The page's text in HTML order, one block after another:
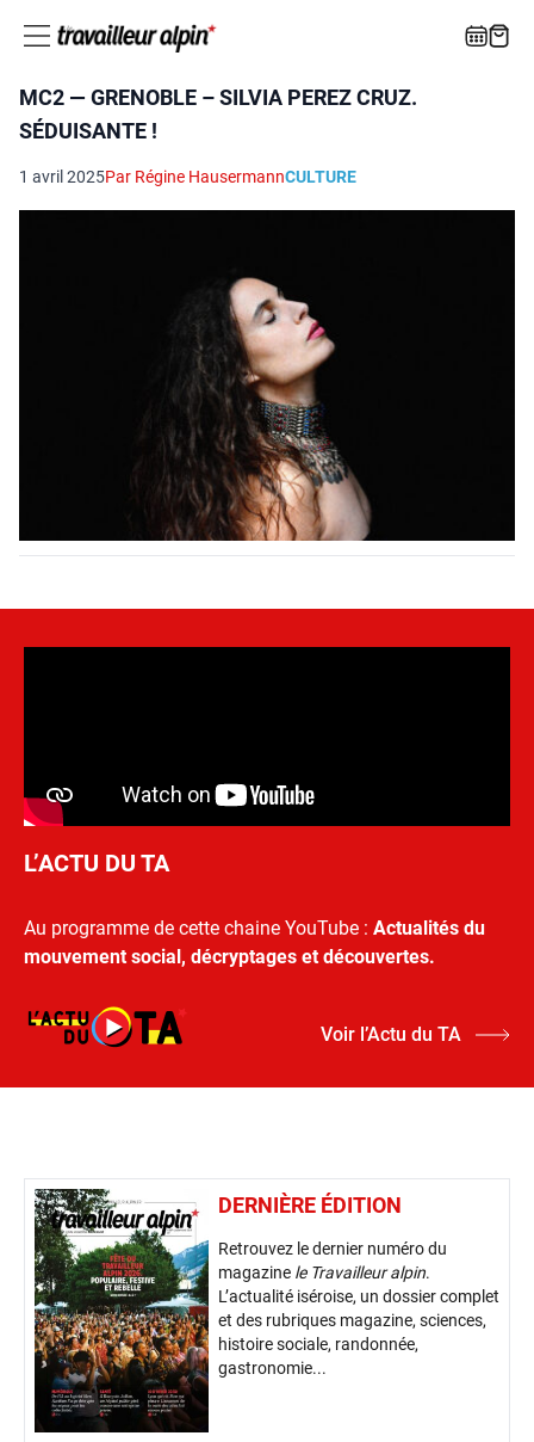
MC2 — GRENOBLE – SILVIA PEREZ CRUZ.
SÉDUISANTE !
1 avril 2025Par Régine HausermannCULTURE
L’ACTU DU TA
Au programme de cette chaine YouTube : Actualités du
mouvement social, décryptages et découvertes.
Voir l’Actu du TA
DERNIÈRE ÉDITION
Retrouvez le dernier numéro du
magazine le Travailleur alpin.
L’actualité iséroise, un dossier complet
et des rubriques magazine, sciences,
histoire sociale, randonnée,
gastronomie...